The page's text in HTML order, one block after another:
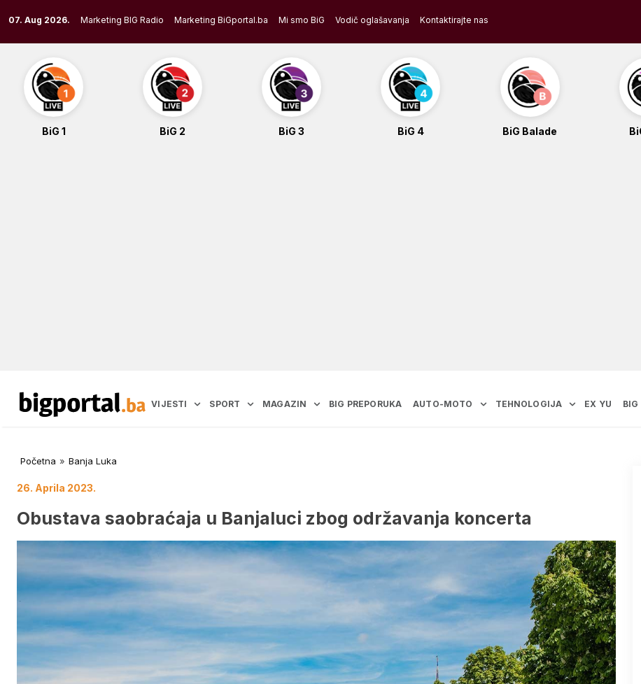
to
content
07. Aug 2026. Marketing BIG Radio Marketing BiGportal.ba Mi smo BiG Vodič oglašavanja Kontaktirajte nas
BiG 1 BiG 2 BiG 3 BiG 4 BiG Balade
VIJESTI SPORT MAGAZIN BIG PREPORUKA AUTO-MOTO TEHNOLOGIJA EX YU BIG
Početna » Banja Luka
26. Aprila 2023.
Obustava saobraćaja u Banjaluci zbog održavanja koncerta